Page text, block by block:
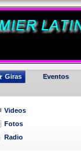
Giras Eventos
Videos
Fotos
Radio